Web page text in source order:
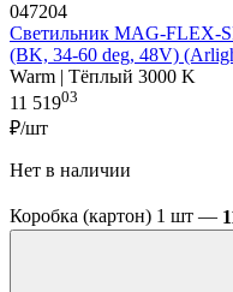
047204
Светильник MAG-FLEX-
(BK, 34-60 deg, 48V)
Warm | Тёплый 3000 K
11 51903
₽/шт
Нет в наличии
Коробка (картон) 1 шт —